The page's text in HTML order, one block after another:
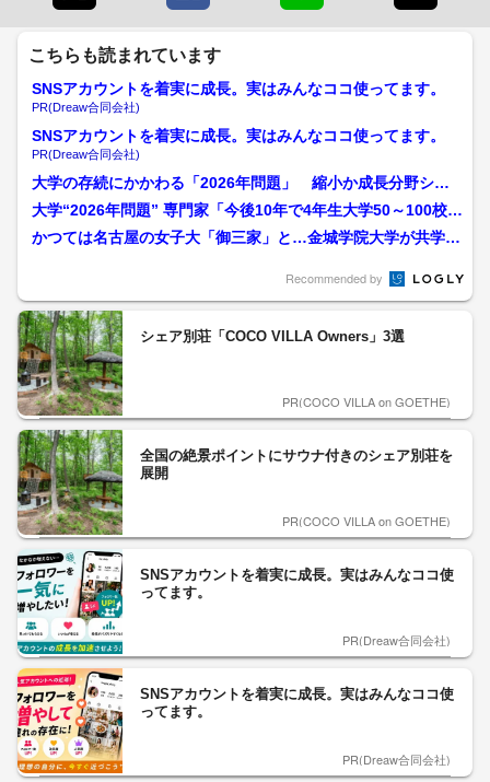
こちらも読まれています
SNSアカウントを着実に成長。実はみんなココ使ってます。
PR(Dreaw合同会社)
SNSアカウントを着実に成長。実はみんなココ使ってます。
PR(Dreaw合同会社)
大学の存続にかかわる「2026年問題」 縮小か成長分野シフ
トか 広島でも再編・新...
大学“2026年問題” 専門家「今後10年で4年生大学50～100校減
少も」 募...
かつては名古屋の女子大「御三家」と…金城学院大学が共学化
Recommended by
シェア別荘「COCO VILLA Owners」3選
PR(COCO VILLA on GOETHE)
全国の絶景ポイントにサウナ付きのシェア別荘を
展開
PR(COCO VILLA on GOETHE)
SNSアカウントを着実に成長。実はみんなココ使
ってます。
PR(Dreaw合同会社)
SNSアカウントを着実に成長。実はみんなココ使
ってます。
PR(Dreaw合同会社)